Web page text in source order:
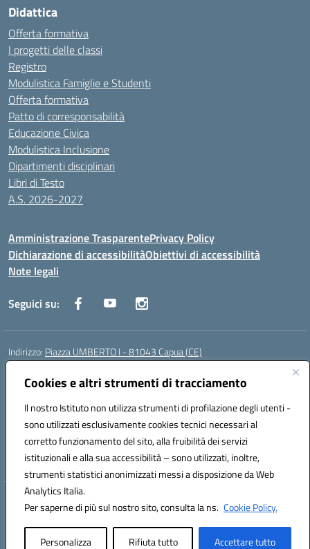
Cookies e altri strumenti di tracciamento
Il nostro Istituto non utilizza strumenti di profilazione degli utenti -
sono utilizzati esclusivamente cookies tecnici necessari al
corretto funzionamento del sito, alla fruibilità dei servizi
istituzionali e alla sua accessibilità – sono utilizzati, inoltre,
strumenti statistici anonimizzati messi a disposizione da Web
Analytics Italia.
Per saperne di più sul nostro sito, consulta la ns. Cookie Policy.
Personalizza Rifiuta tutto Accettare tutto
Didattica
Offerta formativa
I progetti delle classi
Registro
Modulistica Famiglie e Studenti
Offerta formativa
Patto di corresponsabilità
Educazione Civica
Modulistica Inclusione
Dipartimenti disciplinari
Libri di Testo
A.S. 2026-2027
Amministrazione TrasparentePrivacy Policy
Dichiarazione di accessibilitàObiettivi di accessibilità
Note legali
Seguici su:
Indirizzo: Piazza UMBERTO I - 81043 Capua (CE)
Centralino:
Posta elettronica certificata (PEC):cepm03000d@pec.istruzione.it
Codice fiscale: 93034560610
Codice meccanografico:CEPM03000D
Codice Indice delle Pubbliche Amministrazioni (IPA): istsc_cepm03000d
Codice unico di fatturazione (CUF): UF7IYN
Hosting & Powered by 3D Solution S.r.l.
Concept & Design by Designers Italia